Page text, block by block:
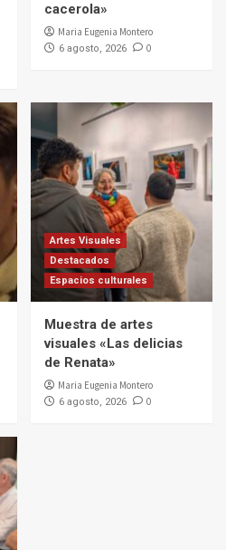
cacerola»
Maria Eugenia Montero
6 agosto, 2026 0
Artes Visuales
Destacados
Espacios culturales
Muestra de artes
visuales «Las delicias
de Renata»
Maria Eugenia Montero
6 agosto, 2026 0